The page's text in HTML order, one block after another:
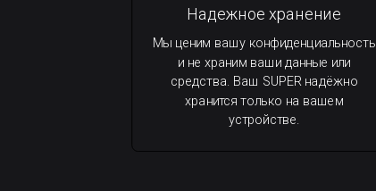
Надежное хранение
Мы ценим вашу конфиденциальность
и не храним ваши данные или
средства. Ваш SUPER надёжно
хранится только на вашем
устройстве.